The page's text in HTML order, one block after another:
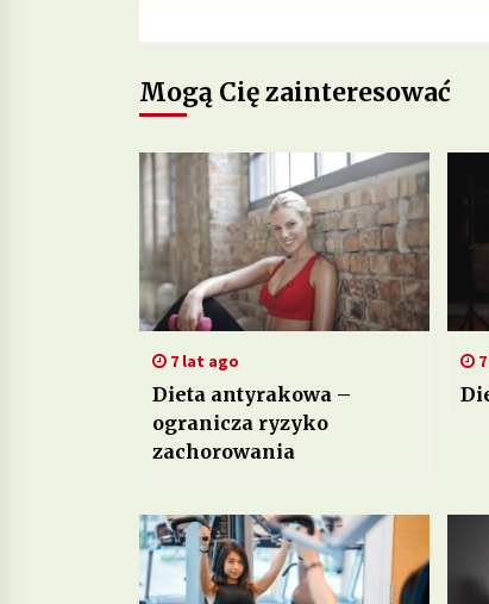
Mogą Cię zainteresować
7 lat ago
Dieta antyrakowa –
ogranicza ryzyko
zachorowania
7